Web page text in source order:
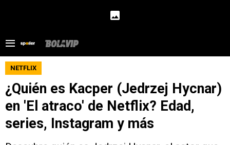
NETFLIX
¿Quién es Kacper (Jedrzej Hycnar)
en 'El atraco' de Netflix? Edad,
series, Instagram y más